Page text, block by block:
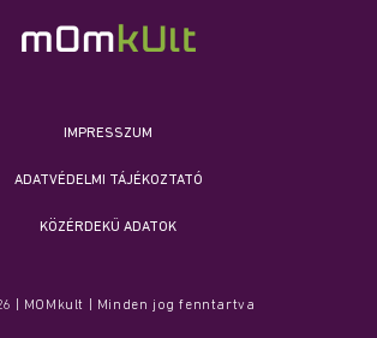
IMPRESSZUM
ADATVÉDELMI TÁJÉKOZTATÓ
KÖZÉRDEKŰ ADATOK
| MOMkult | Minden jog fenntartva